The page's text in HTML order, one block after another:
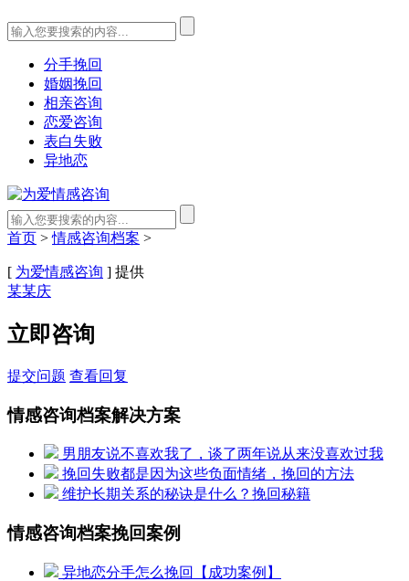
分手挽回
婚姻挽回
相亲咨询
恋爱咨询
表白失败
异地恋
首页 >情感咨询档案 >
[ 为爱情感咨询 ] 提供
某某庆
立即咨询
提交问题 查看回复
情感咨询档案解决方案
男朋友说不喜欢我了，谈了两年说从来没喜欢过我
挽回失败都是因为这些负面情绪，挽回的方法
维护长期关系的秘诀是什么？挽回秘籍
情感咨询档案挽回案例
异地恋分手怎么挽回【成功案例】